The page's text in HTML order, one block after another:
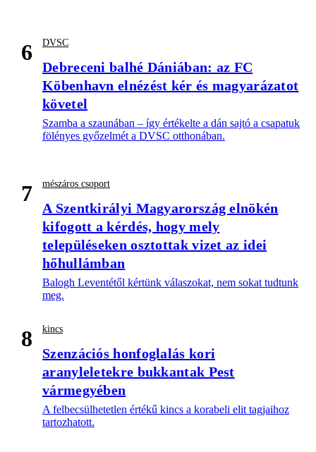
6 DVSC
Debreceni balhé Dániában: az FC
Köbenhavn elnézést kér és magyarázatot
követel
Szamba a szaunában – így értékelte a dán sajtó a csapatuk
fölényes győzelmét a DVSC otthonában.
7 mészáros csoport
A Szentkirályi Magyarország elnökén
kifogott a kérdés, hogy mely
településeken osztottak vizet az idei
hőhullámban
Balogh Leventétől kértünk válaszokat, nem sokat tudtunk
meg.
8 kincs
Szenzációs honfoglalás kori
aranyleletekre bukkantak Pest
vármegyében
A felbecsülhetetlen értékű kincs a korabeli elit tagjaihoz
tartozhatott.